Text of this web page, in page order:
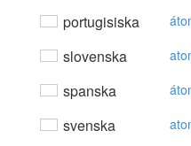
portugisiska
slovenska
spanska
svenska